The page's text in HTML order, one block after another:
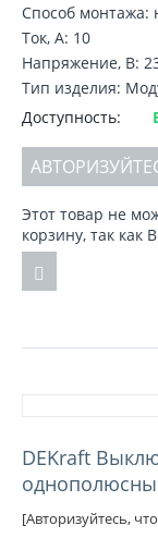
Способ монтажа:
Ток, А: 10
Напряжение, В:
Тип изделия:
Доступность:
Этот товар не
корзину, так как
DEKraft
[Авторизуйтесь,